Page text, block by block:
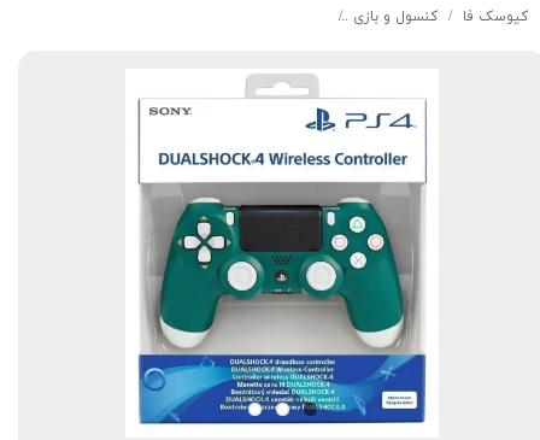
کیوسک‌ فا کنسول و بازی